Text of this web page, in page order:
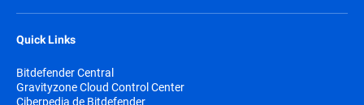
Quick Links
Bitdefender Central
Gravityzone Cloud Control Center
Ciberpedia de Bitdefender